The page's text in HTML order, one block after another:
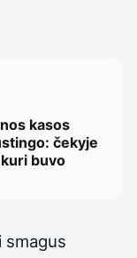
kasos
čekyje
buvo
smagus